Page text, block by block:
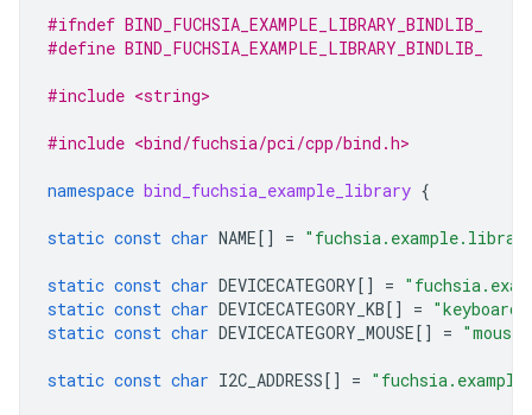
#ifndef BIND_FUCHSIA_EXAMPLE_LIBRARY_BINDLIB_
#define BIND_FUCHSIA_EXAMPLE_LIBRARY_BINDLIB_
#include <string>
#include <bind/fuchsia/pci/cpp/bind.h>
namespace bind_fuchsia_example_library {
static const char NAME[] =
static const char DEVICECATEGORY[] =
static const char DEVICECATEGORY_KB[] = "keyboard"
static const char DEVICECATEGORY_MOUSE[] = "mouse"
static const char I2C_ADDRESS[] =